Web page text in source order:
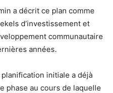
a décrit ce plan comme
d’investissement et
communautaire
années.
initiale a déjà
phase au cours de laquelle